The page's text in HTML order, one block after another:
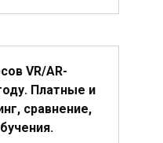
VR/AR-
Платные и
сравнение,